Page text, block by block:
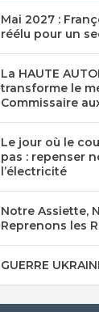
Mai 2027 :
réélu pour un
La HAUTE
transforme le
Commissaire
Le jour où le
pas : repenser
l’électricité
Notre Assiette,
Reprenons les
GUERRE